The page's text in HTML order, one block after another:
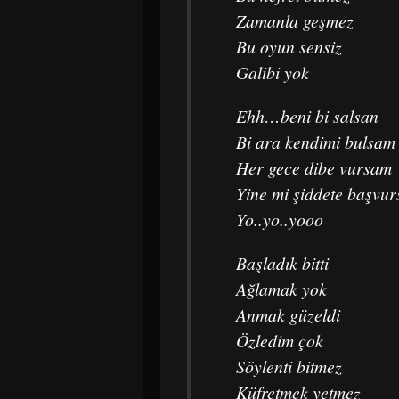
Zamanla geşmez
Bu oyun sensiz
Galibi yok
Ehh…beni bi salsan
Bi ara kendimi bulsam
Her gece dibe vursam
Yine mi şiddete
Yo..yo..yooo
Başladık bitti
Ağlamak yok
Anmak güzeldi
Özledim çok
Söylenti bitmez
Küfretmek yetmez